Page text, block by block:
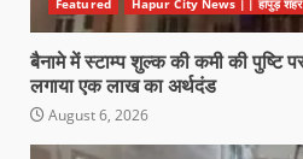
Featured Hapur City News || हापुड़ शहर
बैनामे में स्टाम्प शुल्क की कमी की
लगाया एक लाख का अर्थदंड
August 6, 2026